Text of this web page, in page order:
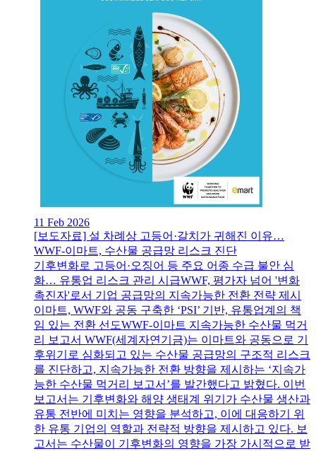
11 Feb 2026
[보도자료] 설 차례상 고등어·갈치가 귀해진 이유…
WWF-이마트, 수산물 공급망 리스크 진단
기후변화로 고등어·오징어 등 주요 어종 수급 불안 심
화… 유통업 리스크 관리 시급WWF, 평가자 넘어 '변화
촉진자'로서 기업 공급망의 지속가능한 전환 전략 제시
이마트, WWF와 공동 구축한 ‘PSI’ 기반, 유통업계의 책
임 있는 전환 선도WWF-이마트 지속가능한 수산물 먹거
리 보고서 WWF(세계자연기금)는 이마트와 공동으로 기
후위기로 심화되고 있는 수산물 공급망의 구조적 리스크
를 진단하고, 지속가능한 전환 방향을 제시하는 ‘지속가
능한 수산물 먹거리 보고서’를 발간했다고 밝혔다. 이번
보고서는 기후변화와 해양 생태계 위기가 수산물 생산과
유통 전반에 미치는 영향을 분석하고, 이에 대응하기 위
한 유통 기업의 역할과 전략적 방향을 제시하고 있다. 보
고서는 수산물이 기후변화의 영향을 가장 가시적으로 받